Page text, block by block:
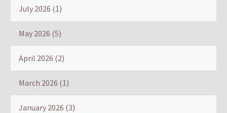
July 2026 (1)
May 2026 (5)
April 2026 (2)
March 2026 (1)
January 2026 (3)